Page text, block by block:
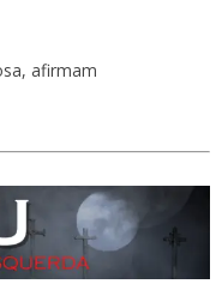
afirmam